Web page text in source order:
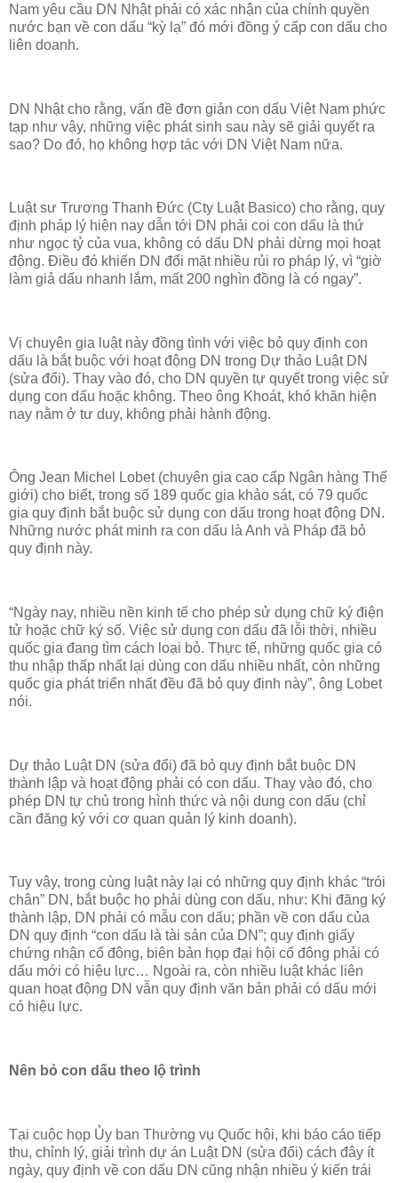
Nam yêu cầu DN Nhật phải có xác nhận của chính quyền
nước bạn về con dấu “kỳ lạ” đó mới đồng ý cấp con dấu cho
liên doanh.
DN Nhật cho rằng, vấn đề đơn giản con dấu Việt Nam phức
tạp như vậy, những việc phát sinh sau này sẽ giải quyết ra
sao? Do đó, họ không hợp tác với DN Việt Nam nữa.
Luật sư Trương Thanh Đức (Cty Luật Basico) cho rằng, quy
định pháp lý hiện nay dẫn tới DN phải coi con dấu là thứ
như ngọc tỷ của vua, không có dấu DN phải dừng mọi hoạt
động. Điều đó khiến DN đối mặt nhiều rủi ro pháp lý, vì “giờ
làm giả dấu nhanh lắm, mất 200 nghìn đồng là có ngay”.
Vị chuyên gia luật này đồng tình với việc bỏ quy định con
dấu là bắt buộc với hoạt động DN trong Dự thảo Luật DN
(sửa đổi). Thay vào đó, cho DN quyền tự quyết trong việc sử
dụng con dấu hoặc không. Theo ông Khoát, khó khăn hiện
nay nằm ở tư duy, không phải hành động.
Ông Jean Michel Lobet (chuyên gia cao cấp Ngân hàng Thế
giới) cho biết, trong số 189 quốc gia khảo sát, có 79 quốc
gia quy định bắt buộc sử dụng con dấu trong hoạt động DN.
Những nước phát minh ra con dấu là Anh và Pháp đã bỏ
quy định này.
“Ngày nay, nhiều nền kinh tế cho phép sử dụng chữ ký điện
tử hoặc chữ ký số. Việc sử dụng con dấu đã lỗi thời, nhiều
quốc gia đang tìm cách loại bỏ. Thực tế, những quốc gia có
thu nhập thấp nhất lại dùng con dấu nhiều nhất, còn những
quốc gia phát triển nhất đều đã bỏ quy định này”, ông Lobet
nói.
Dự thảo Luật DN (sửa đổi) đã bỏ quy định bắt buộc DN
thành lập và hoạt động phải có con dấu. Thay vào đó, cho
phép DN tự chủ trong hình thức và nội dung con dấu (chỉ
cần đăng ký với cơ quan quản lý kinh doanh).
Tuy vậy, trong cùng luật này lại có những quy định khác “trói
chân” DN, bắt buộc họ phải dùng con dấu, như: Khi đăng ký
thành lập, DN phải có mẫu con dấu; phần về con dấu của
DN quy định “con dấu là tài sản của DN”; quy định giấy
chứng nhận cổ đông, biên bản họp đại hội cổ đông phải có
dấu mới có hiệu lực… Ngoài ra, còn nhiều luật khác liên
quan hoạt động DN vẫn quy định văn bản phải có dấu mới
có hiệu lực.
Nên bỏ con dấu theo lộ trình
Tại cuộc họp Ủy ban Thường vụ Quốc hội, khi báo cáo tiếp
thu, chỉnh lý, giải trình dự án Luật DN (sửa đổi) cách đây ít
ngày, quy định về con dấu DN cũng nhận nhiều ý kiến trái